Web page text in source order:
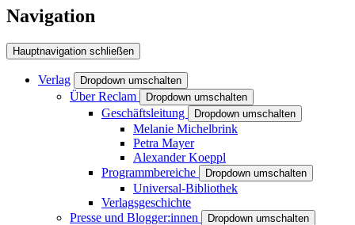
Navigation
Hauptnavigation schließen
Verlag Dropdown umschalten
Über Reclam Dropdown umschalten
Geschäftsleitung Dropdown umschalten
Melanie Michelbrink
Petra Mayer
Alexander Koeppl
Programmbereiche
Dropdown umschalten
Universal-Bibliothek
Verlagsgeschichte
Presse und Blogger:innen
Dropdown umschalten